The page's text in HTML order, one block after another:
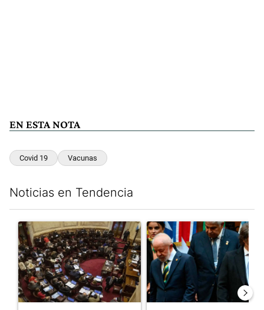
EN ESTA NOTA
Covid 19 Vacunas
Noticias en Tendencia
Un artículo de tendencia con el título "El Senado dio media
Un artículo de tendencia con